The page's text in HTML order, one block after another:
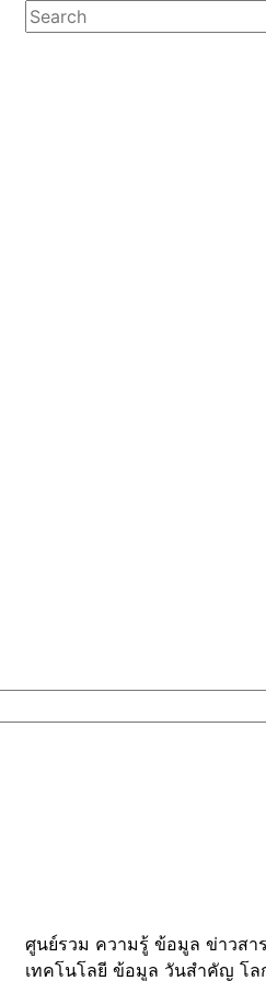
ศูนย์รวม ความรู้ ข้อมูล ข่าวสา
เทคโนโลยี ข้อมูล วันสำคัญ โล